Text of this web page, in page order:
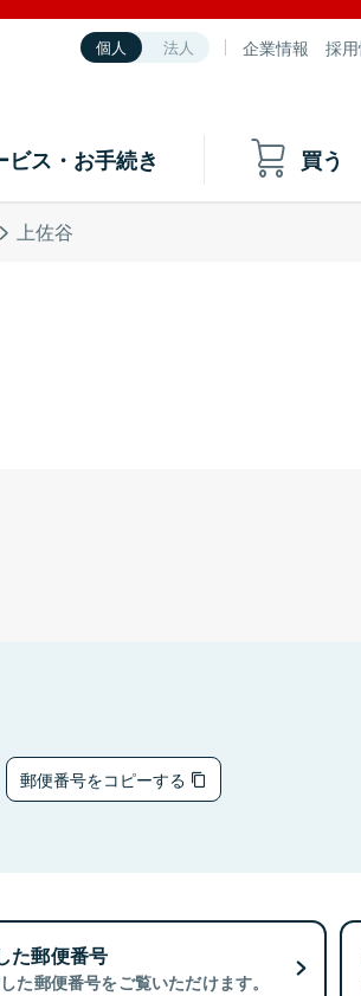
個人 法人 企業情報 採
ビス・お手続き 買う
上佐谷
郵便番号をコピーする
た郵便番号
た郵便番号をご覧いただけます。